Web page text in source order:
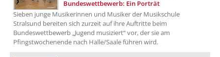
Bundeswettbewerb: Ein Porträt
Sieben junge Musikerinnen und Musiker der Musikschule
Stralsund bereiten sich zurzeit auf ihre Auftritte beim
Bundeswettbewerb „Jugend musiziert“ vor, der sie am
Pfingstwochenende nach Halle/Saale führen wird.